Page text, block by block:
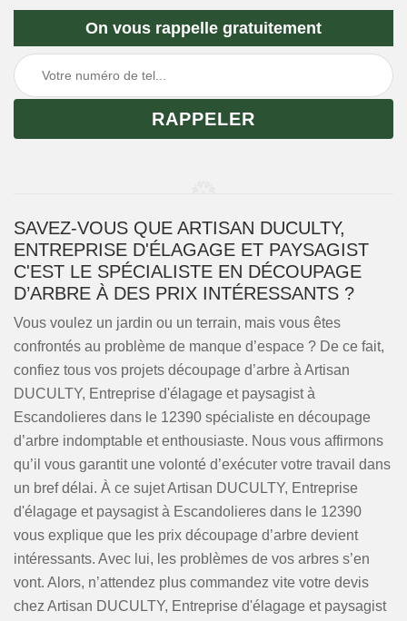
On vous rappelle gratuitement
SAVEZ-VOUS QUE ARTISAN DUCULTY,
ENTREPRISE D'ÉLAGAGE ET PAYSAGIST
C'EST LE SPÉCIALISTE EN DÉCOUPAGE
D’ARBRE À DES PRIX INTÉRESSANTS ?
Vous voulez un jardin ou un terrain, mais vous êtes
confrontés au problème de manque d’espace ? De ce fait,
confiez tous vos projets découpage d’arbre à Artisan
DUCULTY, Entreprise d'élagage et paysagist à
Escandolieres dans le 12390 spécialiste en découpage
d’arbre indomptable et enthousiaste. Nous vous affirmons
qu’il vous garantit une volonté d’exécuter votre travail dans
un bref délai. À ce sujet Artisan DUCULTY, Entreprise
d'élagage et paysagist à Escandolieres dans le 12390
vous explique que les prix découpage d’arbre devient
intéressants. Avec lui, les problèmes de vos arbres s’en
vont. Alors, n’attendez plus commandez vite votre devis
chez Artisan DUCULTY, Entreprise d'élagage et paysagist